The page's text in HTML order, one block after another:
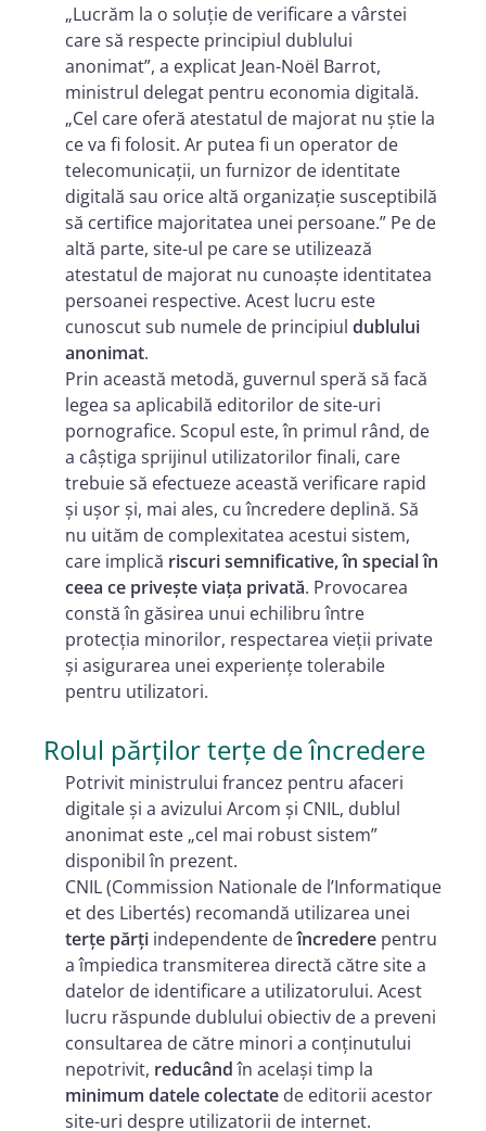
„Lucrăm la o soluție de verificare a vârstei
care să respecte principiul dublului
anonimat”, a explicat Jean-Noël Barrot,
ministrul delegat pentru economia digitală.
„Cel care oferă atestatul de majorat nu știe la
ce va fi folosit. Ar putea fi un operator de
telecomunicații, un furnizor de identitate
digitală sau orice altă organizație susceptibilă
să certifice majoritatea unei persoane.” Pe de
altă parte, site-ul pe care se utilizează
atestatul de majorat nu cunoaște identitatea
persoanei respective. Acest lucru este
cunoscut sub numele de principiul dublului
anonimat.
Prin această metodă, guvernul speră să facă
legea sa aplicabilă editorilor de site-uri
pornografice. Scopul este, în primul rând, de
a câștiga sprijinul utilizatorilor finali, care
trebuie să efectueze această verificare rapid
și ușor și, mai ales, cu încredere deplină. Să
nu uităm de complexitatea acestui sistem,
care implică riscuri semnificative, în special în
ceea ce privește viața privată. Provocarea
constă în găsirea unui echilibru între
protecția minorilor, respectarea vieții private
și asigurarea unei experiențe tolerabile
pentru utilizatori.
Rolul părților terțe de încredere
Potrivit ministrului francez pentru afaceri
digitale și a avizului Arcom și CNIL, dublul
anonimat este „cel mai robust sistem”
disponibil în prezent.
CNIL (Commission Nationale de l’Informatique
et des Libertés) recomandă utilizarea unei
terțe părți independente deîncredere pentru
a împiedica transmiterea directă către site a
datelor de identificare a utilizatorului. Acest
lucru răspunde dublului obiectiv de a preveni
consultarea de către minori a conținutului
nepotrivit, reducândîn același timp la
minimum datele colectate de editorii acestor
site-uri despre utilizatorii de internet.